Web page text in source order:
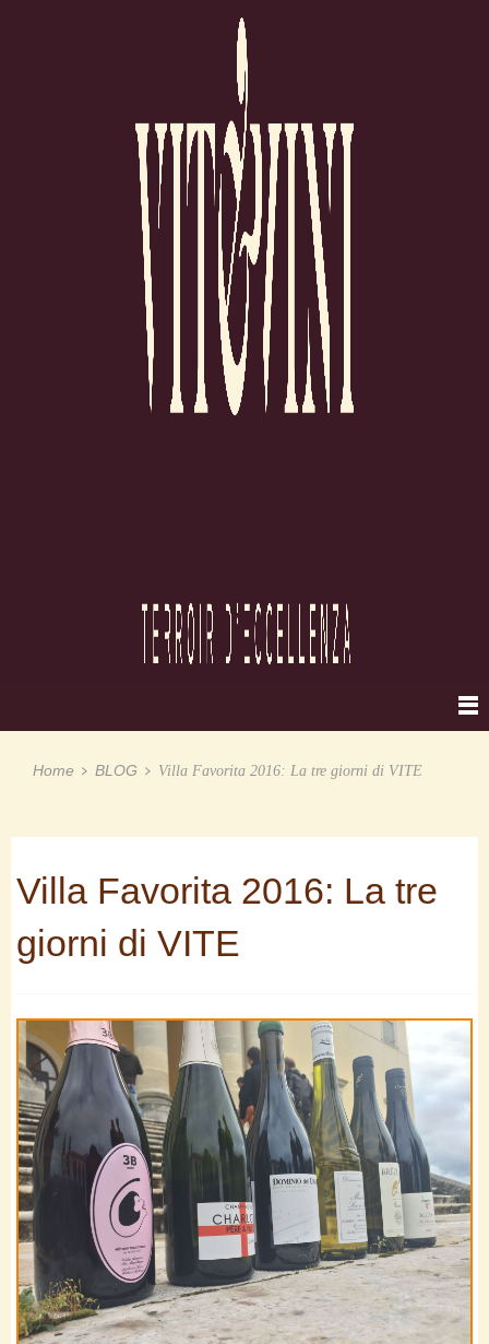
Home BLOG Villa Favorita 2016: La tre giorni di VITE
Villa Favorita 2016: La tre
giorni di VITE